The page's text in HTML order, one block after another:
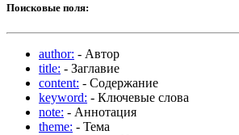
Поисковые поля:
author: - Автор
title: - Заглавие
content: - Содержание
keyword: - Ключевые слова
note: - Аннотация
theme: - Тема